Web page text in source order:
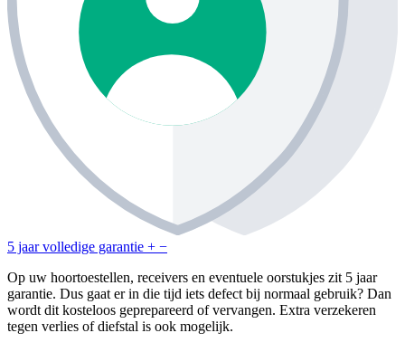
5 jaar volledige garantie + −
Op uw hoortoestellen, receivers en eventuele oorstukjes zit 5 jaar
garantie. Dus gaat er in die tijd iets defect bij normaal gebruik? Dan
wordt dit kosteloos geprepareerd of vervangen. Extra verzekeren
tegen verlies of diefstal is ook mogelijk.